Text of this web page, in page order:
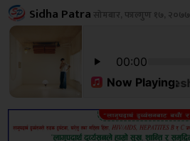
Sidha Patraसोमबार, फाल्गुण १७, २०७७